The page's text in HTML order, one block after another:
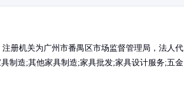
册机关为广州市番禺区市场监督管理局，法人代
制造;其他家具制造;家具批发;家具设计服务;五金